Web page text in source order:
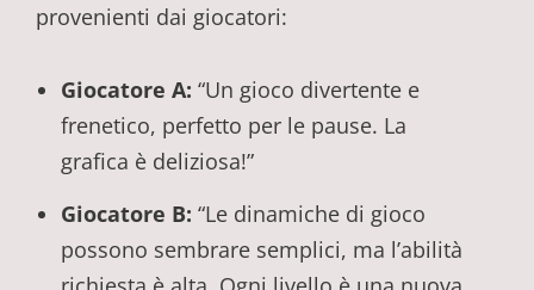
provenienti dai giocatori:
Giocatore A: “Un gioco divertente e
frenetico, perfetto per le pause. La
grafica è deliziosa!”
Giocatore B: “Le dinamiche di gioco
possono sembrare semplici, ma l’abilità